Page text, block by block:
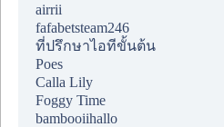
airrii
fafabetsteam246
ที่ปรึกษาไอทีขั้นต้น
Poes
Calla Lily
Foggy Time
bambooiihallo